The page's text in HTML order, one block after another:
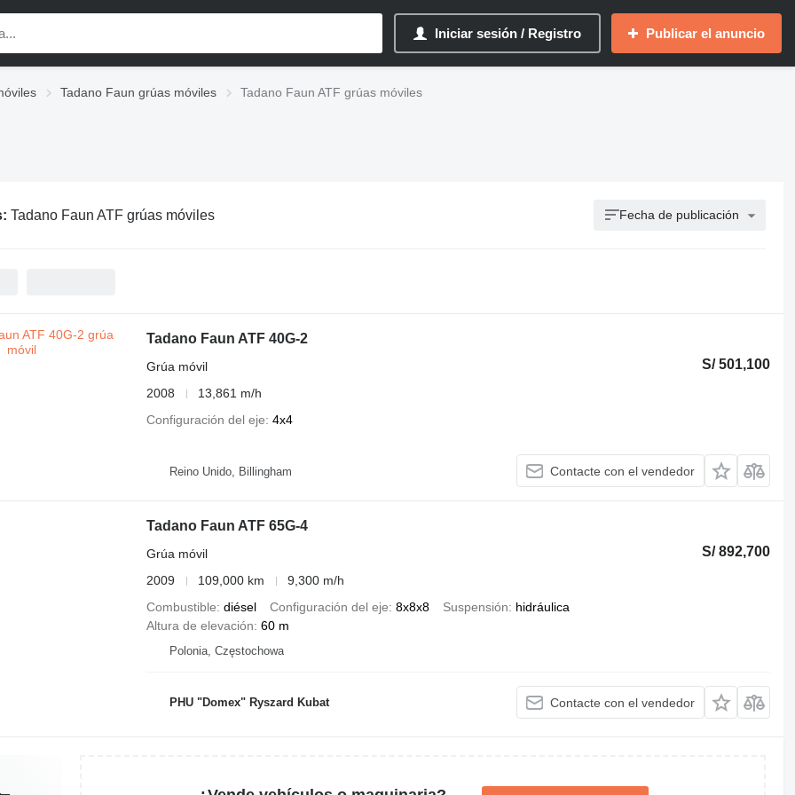
Iniciar sesión / Registro Publicar el anuncio
Tadano Faun grúas móviles Tadano Faun ATF grúas móviles
Tadano Faun ATF grúas móviles Fecha de publicación
Tadano Faun ATF 40G-2
S/ 501,100
Grúa móvil
2008
13,861 m/h
Configuración del eje 4x4
Reino Unido, Billingham Contacte con el vendedor
Tadano Faun ATF 65G-4
S/ 892,700
Grúa móvil
2009
109,000 km
9,300 m/h
Combustible diésel Configuración del eje 8x8x8 Suspensión
hidráulica
Altura de elevación 60 m
Polonia, Częstochowa
PHU "Domex" Ryszard Kubat Contacte con el vendedor